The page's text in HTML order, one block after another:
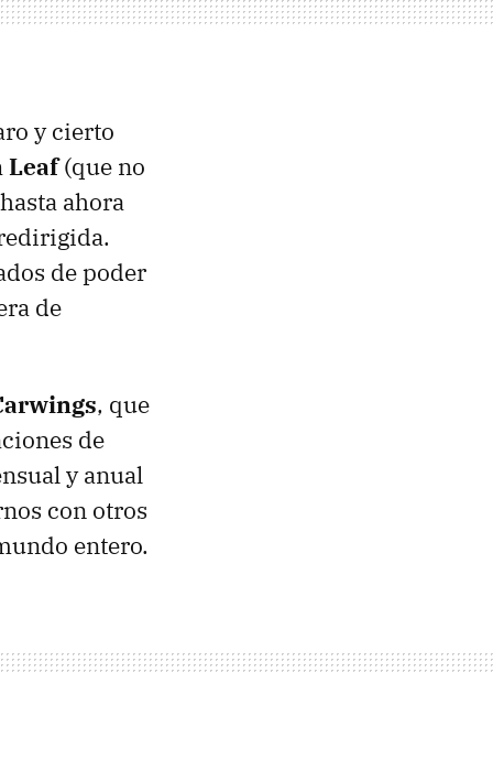
y cierto
Leaf(que no
ahora
de poder
de
, que
de
y anual
con otros
entero.